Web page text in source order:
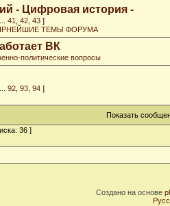
- Цифровая история -
41 42 43 ]
ТЕМЫ ФОРУМА
ВК
политические вопросы
92 93 94 ]
Показать
36 ]
Создано на основе